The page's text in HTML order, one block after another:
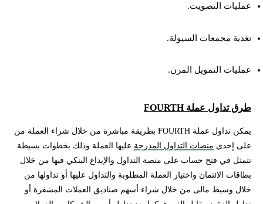
عمليات التصويت.
تغذية مجمعات السيولة.
عمليات التمويل المرن.
طرق تداول عملة FOURTH
يمكن تداول عملة FOURTH بطريقة مباشرة من خلال شراء العملة من
على إحدى منصات التداول المدرجة عليها العملة وذلك بخطوات بسيطة
تتمثل في فتح حساب على منصة التداول والإيداع البنكي فيها من خلال
بطاقات الائتمان واختيار العملة المطلوبة والتداول عليها أو تداولها من
خلال وسيط مالى من خلال شراء أسهم صناديق العملات المشفرة أو